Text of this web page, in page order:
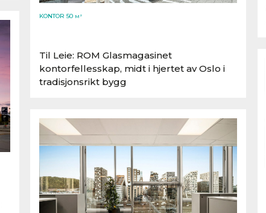
KONTOR 50 M²
Til Leie: ROM Glasmagasinet
kontorfellesskap, midt i hjertet av Oslo i
tradisjonsrikt bygg